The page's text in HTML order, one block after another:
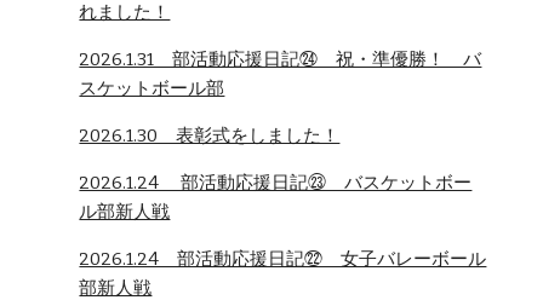
れました！
2026.1.31 部活動応援日記㉔ 祝・準優勝！ バ
スケットボール部
2026.1.30 表彰式をしました！
2026.1.24 部活動応援日記㉓ バスケットボー
ル部新人戦
2026.1.24 部活動応援日記㉒ 女子バレーボール
部新人戦